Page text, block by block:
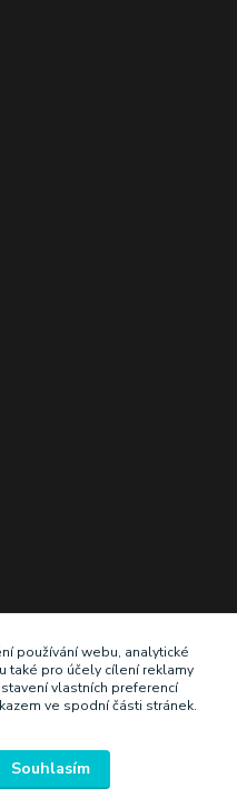
používání webu, analytické
také pro účely cílení reklamy
vlastních preferencí
ve spodní části stránek.
Souhlasím